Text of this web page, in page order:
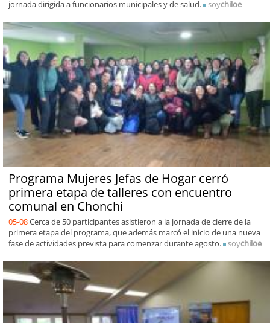
jornada dirigida a funcionarios municipales y de salud.
soychiloe
Programa Mujeres Jefas de Hogar cerró
primera etapa de talleres con encuentro
comunal en Chonchi
05-08Cerca de 50 participantes asistieron a la jornada de cierre de la
primera etapa del programa, que además marcó el inicio de una nueva
fase de actividades prevista para comenzar durante agosto.
soychiloe